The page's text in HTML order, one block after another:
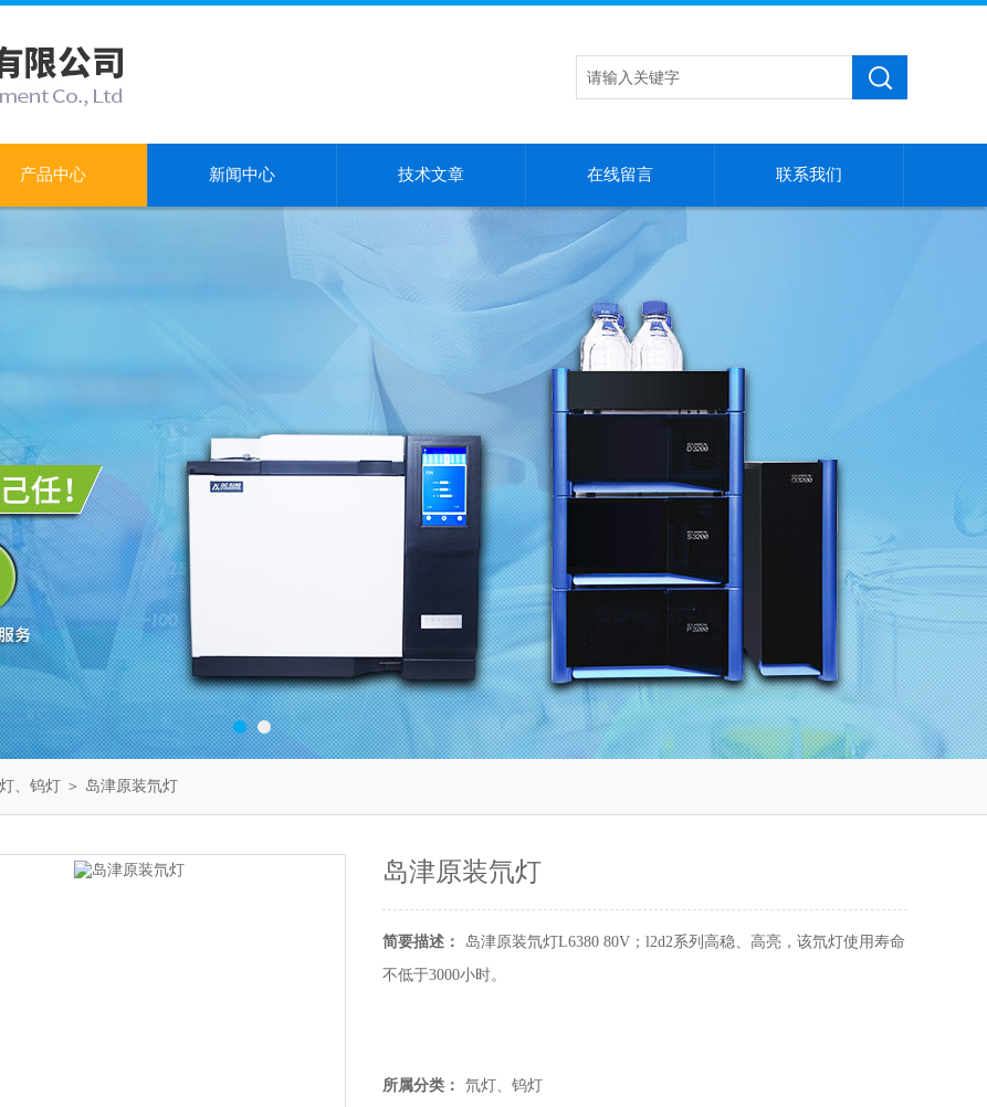
产品中心 新闻中心 技术文章 在线留言 联系我们
、钨灯 ＞ 岛津原装氘灯
岛津原装氘灯
简要描述：
岛津原装氘灯L6380 80V；l2d2系列高稳、高亮，该氘灯使用寿命
不低于3000小时。
所属分类：
氘灯、钨灯